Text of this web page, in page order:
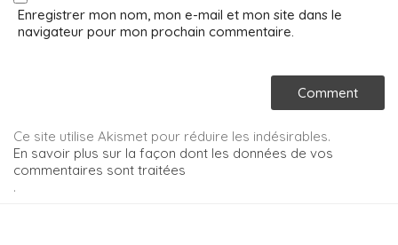
Enregistrer mon nom, mon e-mail et mon site dans le
navigateur pour mon prochain commentaire.
Ce site utilise Akismet pour réduire les indésirables.
En savoir plus sur la façon dont les données de vos
commentaires sont traitées
.